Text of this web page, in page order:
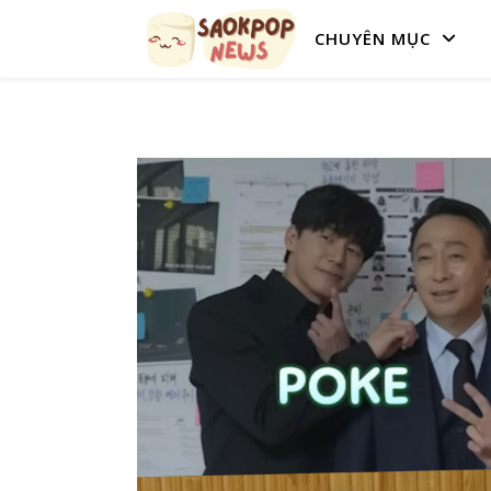
CHUYÊN MỤC